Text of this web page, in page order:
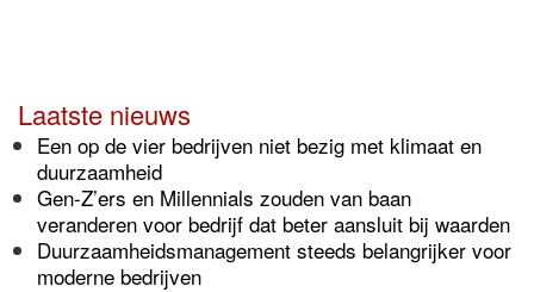
Laatste nieuws
Een op de vier bedrijven niet bezig met klimaat en
duurzaamheid
Gen-Z’ers en Millennials zouden van baan
veranderen voor bedrijf dat beter aansluit bij waarden
Duurzaamheidsmanagement steeds belangrijker voor
moderne bedrijven